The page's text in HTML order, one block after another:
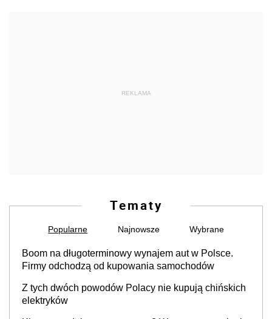
REKLAMA
Tematy
Popularne Najnowsze Wybrane
Boom na długoterminowy wynajem aut w Polsce.
Firmy odchodzą od kupowania samochodów
Z tych dwóch powodów Polacy nie kupują chińskich
elektryków